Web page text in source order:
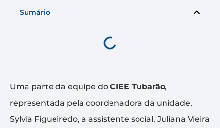
Sumário
Uma parte da equipe do CIEE Tubarão,
representada pela coordenadora da unidade,
Sylvia Figueiredo, a assistente social, Juliana Vieira